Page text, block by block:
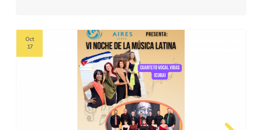
Oct
17